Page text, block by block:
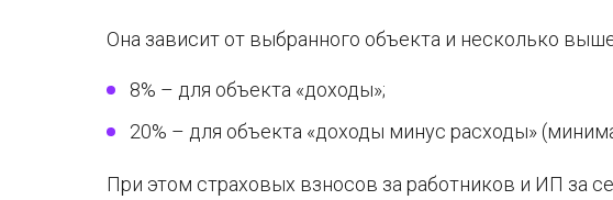
Она зависит от выбранного объекта и несколько
8% – для объекта «доходы»;
20% – для объекта «доходы минус расходы»
При этом страховых взносов за работников и ИП за